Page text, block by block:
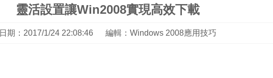
靈活設置讓Win2008實現高效下載
日期：2017/1/24 22:08:46 編輯：Windows 2008應用技巧